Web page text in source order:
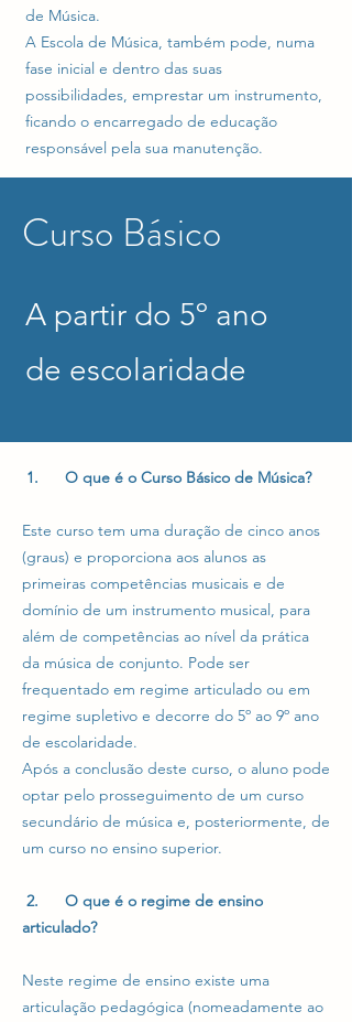
de Música.
A Escola de Música, também pode, numa
fase inicial e dentro das suas
possibilidades, emprestar um instrumento,
ficando o encarregado de educação
responsável pela sua manutenção.
Curso Básico
A partir do 5º ano
de escolaridade
1. O que é o Curso Básico de Música?
Este curso tem uma duração de cinco anos
(graus) e proporciona aos alunos as
primeiras competências musicais e de
domínio de um instrumento musical, para
além de competências ao nível da prática
da música de conjunto. Pode ser
frequentado em regime articulado ou em
regime supletivo e decorre do 5º ao 9º ano
de escolaridade.
Após a conclusão deste curso, o aluno pode
optar pelo prosseguimento de um curso
secundário de música e, posteriormente, de
um curso no ensino superior.
2. O que é o regime de ensino
articulado?
Neste regime de ensino existe uma
articulação pedagógica (nomeadamente ao